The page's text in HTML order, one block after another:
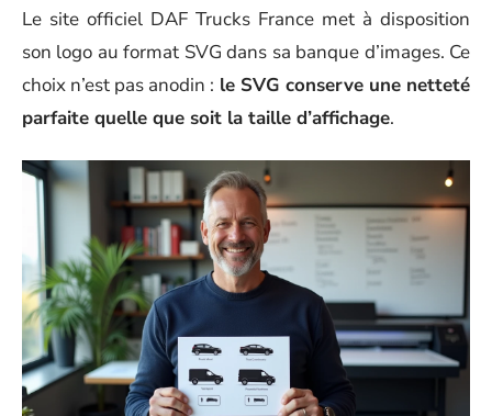
Le site officiel DAF Trucks France met à disposition
son logo au format SVG dans sa banque d’images. Ce
choix n’est pas anodin : le SVG conserve une netteté
parfaite quelle que soit la taille d’affichage.